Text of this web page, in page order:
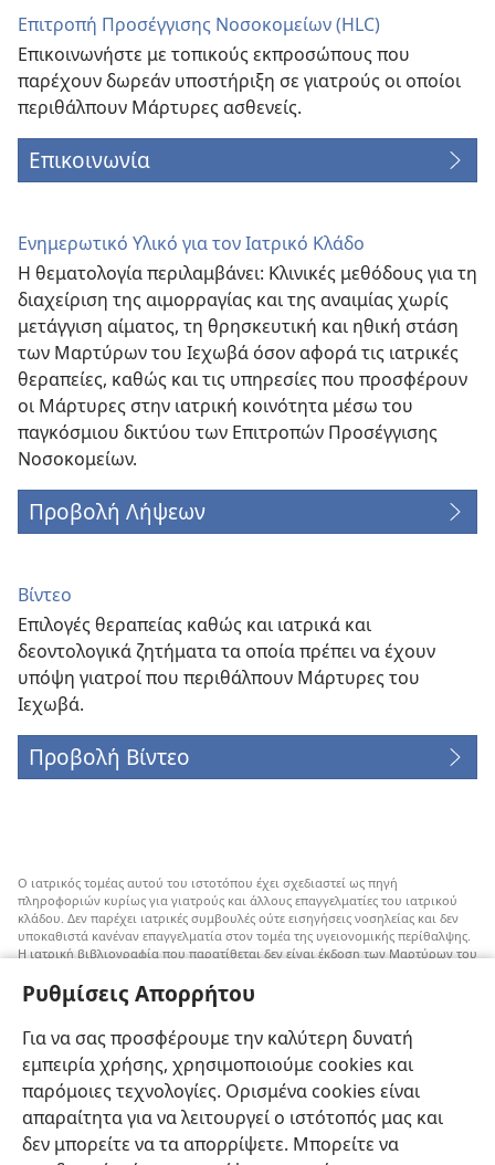
Ρυθμίσεις Απορρήτου
Για να σας προσφέρουμε την καλύτερη δυνατή
εμπειρία χρήσης, χρησιμοποιούμε cookies και
παρόμοιες τεχνολογίες. Ορισμένα cookies είναι
απαραίτητα για να λειτουργεί ο ιστότοπός μας και
δεν μπορείτε να τα απορρίψετε. Μπορείτε να
Επιτροπή Προσέγγισης Νοσοκομείων (HLC)
Επικοινωνήστε με τοπικούς εκπροσώπους που
παρέχουν δωρεάν υποστήριξη σε γιατρούς οι οποίοι
περιθάλπουν Μάρτυρες ασθενείς.
Επικοινωνία
Ενημερωτικό Υλικό για τον Ιατρικό Κλάδο
Η θεματολογία περιλαμβάνει: Κλινικές μεθόδους για τη
διαχείριση της αιμορραγίας και της αναιμίας χωρίς
μετάγγιση αίματος, τη θρησκευτική και ηθική στάση
των Μαρτύρων του Ιεχωβά όσον αφορά τις ιατρικές
θεραπείες, καθώς και τις υπηρεσίες που προσφέρουν
οι Μάρτυρες στην ιατρική κοινότητα μέσω του
παγκόσμιου δικτύου των Επιτροπών Προσέγγισης
Νοσοκομείων.
Προβολή Λήψεων
Βίντεο
Επιλογές θεραπείας καθώς και ιατρικά και
δεοντολογικά ζητήματα τα οποία πρέπει να έχουν
υπόψη γιατροί που περιθάλπουν Μάρτυρες του
Ιεχωβά.
Προβολή Βίντεο
Ο ιατρικός τομέας αυτού του ιστοτόπου έχει σχεδιαστεί ως πηγή
πληροφοριών κυρίως για γιατρούς και άλλους επαγγελματίες του ιατρικού
κλάδου. Δεν παρέχει ιατρικές συμβουλές ούτε εισηγήσεις νοσηλείας και δεν
υποκαθιστά κανέναν επαγγελματία στον τομέα της υγειονομικής περίθαλψης.
Η ιατρική βιβλιογραφία που παρατίθεται δεν είναι έκδοση των Μαρτύρων του
μπορούν να ληφθούν υπόψη. Αποτελεί ευθύνη του κάθε επαγγελματία στον
τομέα της υγειονομικής περίθαλψης να είναι ενήμερος για τυχόν νέες
παίρνει αποφάσεις που συμφωνούν με την ιατρική του κατάσταση, τις
επιθυμίες του, τις αξίες του και τις πεποιθήσεις του. Δεν είναι όλες οι μέθοδοι
που εμφανίζονται εδώ κατάλληλες ή αποδεκτές από όλους τους ασθενείς.
Ασθενείς: Να ζητάτε πάντα τη συμβουλή του γιατρού σας ή κάποιου άλλου
επαγγελματία στον τομέα της υγειονομικής περίθαλψης όσον αφορά τις
ιατρικές παθήσεις ή θεραπείες. Απευθυνθείτε σε κάποιον γιατρό αν νιώθετε
άρρωστοι.